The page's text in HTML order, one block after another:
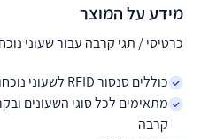
מידע על המוצר
כרטיסי / תגי קרבה עבור שעוני
כוללים סנסור RFID לשעוני נוכחות ובקרות כניסה
מתאימים לכל סוגי השעונים
קרבה